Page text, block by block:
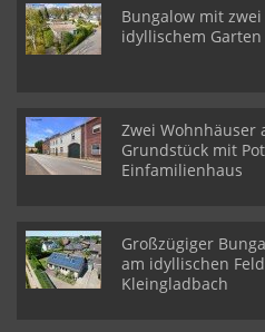
Bungalow mit
idyllischem
Zwei Wohnhäuser
Grundstück mit
Einfamilienhaus
Großzügiger
am idyllischen
Kleingladbach